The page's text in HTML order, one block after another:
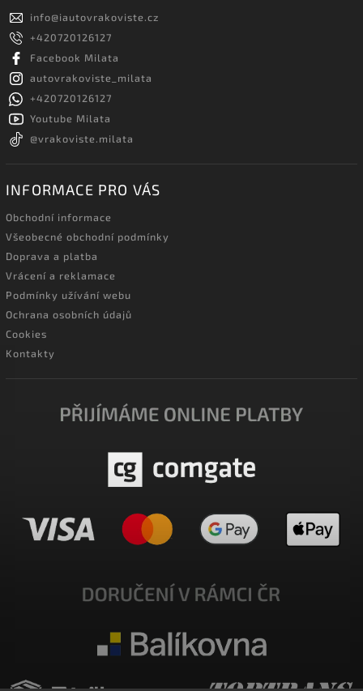
info@iautovrakoviste.cz
+420720126127
Facebook Milata
autovrakoviste_milata
+420720126127
Youtube Milata
@vrakoviste.milata
INFORMACE PRO VÁS
Obchodní informace
Všeobecné obchodní podmínky
Doprava a platba
Vrácení a reklamace
Podmínky užívání webu
Ochrana osobních údajů
Cookies
Kontakty